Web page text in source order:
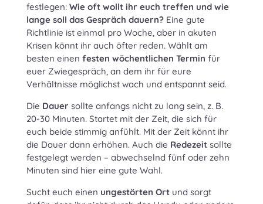
festlegen: Wie oft wollt ihr euch treffen und wie
lange soll das Gespräch dauern?Eine gute
Richtlinie ist einmal pro Woche, aber in akuten
Krisen könnt ihr auch öfter reden. Wählt am
besten einen festen wöchentlichen Termin für
euer Zwiegespräch, an dem ihr für eure
Verhältnisse möglichst wach und entspannt seid.
Die Dauer sollte anfangs nicht zu lang sein, z. B.
20-30 Minuten. Startet mit der Zeit, die sich für
euch beide stimmig anfühlt. Mit der Zeit könnt ihr
die Dauer dann erhöhen. Auch die Redezeitsollte
festgelegt werden – abwechselnd fünf oder zehn
Minuten sind hier eine gute Wahl.
Sucht euch einen ungestörten Ortund sorgt